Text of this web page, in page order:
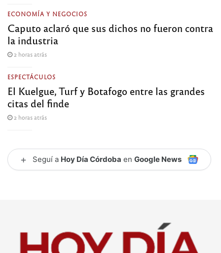
ECONOMÍA Y NEGOCIOS
Caputo aclaró que sus dichos no fueron contra
la industria
2 horas atrás
ESPECTÁCULOS
El Kuelgue, Turf y Botafogo entre las grandes
citas del finde
2 horas atrás
+ Seguí a Hoy Día Córdoba en Google News